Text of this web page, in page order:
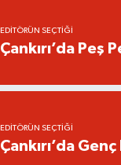
EDITÖRÜN SEÇTIĞI
Çankırı’da Peş
EDITÖRÜN SEÇTIĞI
Çankırı’da